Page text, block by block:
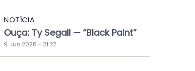
NOTÍCIA
Ouça: Ty Segall — “Black Paint”
9 Jun 2026 - 21:27